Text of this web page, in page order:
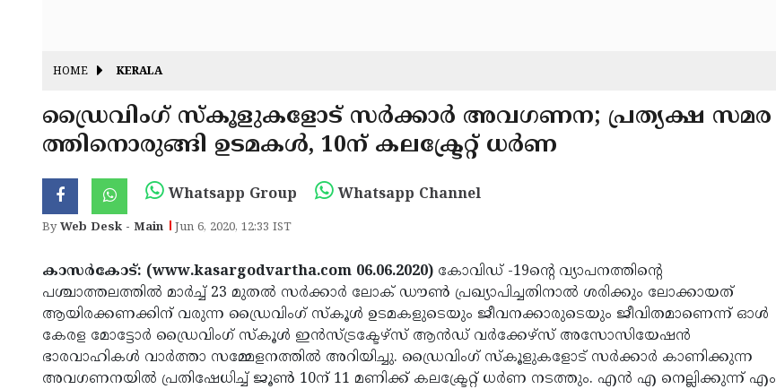
HOME KERALA
ഡ്രൈവിംഗ് സ്‌കൂളുകളോട് സര്‍ക്കാര്‍ അവഗണന; പ്രത്യക്ഷ സമര
ത്തിനൊരുങ്ങി ഉടമകള്‍, 10ന് കലക്ട്രേറ്റ് ധര്‍ണ
Whatsapp Group Whatsapp Channel
ByWeb Desk - Main Jun 6, 2020, 12:33 IST
കാസര്‍കോട്: (www.kasargodvartha.com 06.06.2020) കോവിഡ് -19ന്റെ വ്യാപനത്തിന്റെ
പശ്ചാത്തലത്തില്‍ മാര്‍ച്ച് 23 മുതല്‍ സര്‍ക്കാര്‍ ലോക് ഡൗണ്‍ പ്രഖ്യാപിച്ചതിനാല്‍ ശരിക്കും ലോക്കായത്
ആയിരക്കണക്കിന് വരുന്ന ഡ്രൈവിംഗ് സ്‌കൂള്‍ ഉടമകളുടെയും ജീവനക്കാരുടെയും ജീവിതമാണെന്ന് ഓള്‍
കേരള മോട്ടോര്‍ ഡ്രൈവിംഗ് സ്‌കൂള്‍ ഇന്‍സ്ട്രക്ടേഴ്‌സ് ആന്‍ഡ് വര്‍ക്കേഴ്‌സ് അസോസിയേഷന്‍
ഭാരവാഹികള്‍ വാര്‍ത്താ സമ്മേളനത്തില്‍ അറിയിച്ചു. ഡ്രൈവിംഗ് സ്‌കൂളുകളോട് സര്‍ക്കാര്‍ കാണിക്കുന്ന
അവഗണനയില്‍ പ്രതിഷേധിച്ച് ജൂണ്‍ 10ന് 11 മണിക്ക് കലക്ട്രേറ്റ് ധര്‍ണ നടത്തും. എന്‍ എ നെല്ലിക്കുന്ന് എം